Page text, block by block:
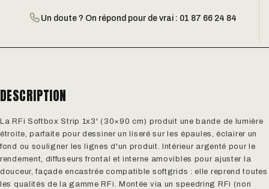
Un doute ? On répond pour de vrai : 01 87 66 24 84
DESCRIPTION
La RFi Softbox Strip 1x3' (30×90 cm) produit une bande de lumière
étroite, parfaite pour dessiner un liseré sur les épaules, éclairer un
fond ou souligner les lignes d'un produit. Intérieur argenté pour le
rendement, diffuseurs frontal et interne amovibles pour ajuster la
douceur, façade encastrée compatible softgrids : elle reprend toutes
les qualités de la gamme RFi. Montée via un speedring RFi (non